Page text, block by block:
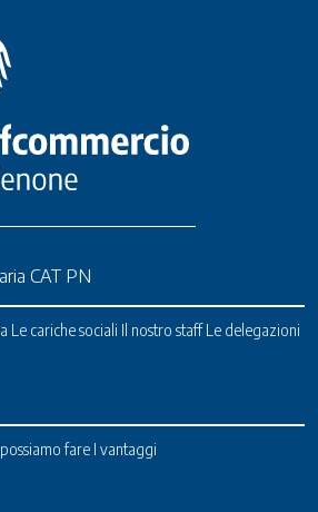
Le cariche sociali Il nostro staff Le delegazioni
fare I vantaggi